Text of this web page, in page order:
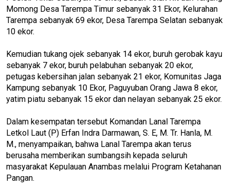
Momong Desa Tarempa Timur sebanyak 31 Ekor, Kelurahan
Tarempa sebanyak 69 ekor, Desa Tarempa Selatan sebanyak
10 ekor.
Kemudian tukang ojek sebanyak 14 ekor, buruh gerobak kayu
sebanyak 7 ekor, buruh pelabuhan sebanyak 20 ekor,
petugas kebersihan jalan sebanyak 21 ekor, Komunitas Jaga
Kampung sebanyak 10 Ekor, Paguyuban Orang Jawa 8 ekor,
yatim piatu sebanyak 15 ekor dan nelayan sebanyak 25 ekor.
Dalam kesempatan tersebut Komandan Lanal Tarempa
Letkol Laut (P) Erfan Indra Darmawan, S. E, M. Tr. Hanla, M.
M., menyampaikan, bahwa Lanal Tarempa akan terus
berusaha memberikan sumbangsih kepada seluruh
masyarakat Kepulauan Anambas melalui Program Ketahanan
Pangan.